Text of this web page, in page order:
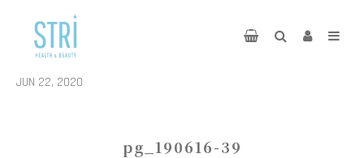
JUN 22, 2020
pg_190616-39